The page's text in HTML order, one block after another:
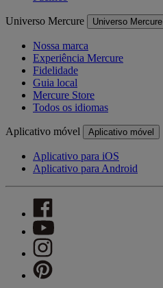
Universo Mercure Universo Mercure
Nossa marca
Experiência Mercure
Fidelidade
Guia local
Mercure Store
Todos os idiomas
Aplicativo móvel Aplicativo móvel
Aplicativo para iOS
Aplicativo para Android